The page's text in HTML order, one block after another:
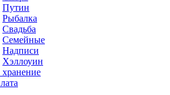
Путин
Рыбалка
Свадьба
Семейные
Надписи
Хэллоуин
хранение